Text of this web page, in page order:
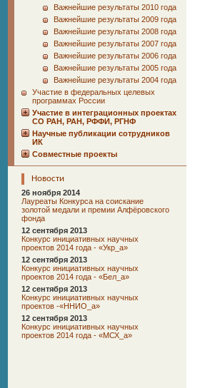
Важнейшие результаты 2010 года
Важнейшие результаты 2009 года
Важнейшие результаты 2008 года
Важнейшие результаты 2007 года
Важнейшие результаты 2006 года
Важнейшие результаты 2005 года
Важнейшие результаты 2004 года
Участие в федеральных целевых
программах России
Участие в интеграционных проектах
СО РАН, РАН, РФФИ, РГНФ
Научные публикации сотрудников
ИК
Совместные проекты
Новости
26 ноября 2014
Лауреаты Конкурса на соискание
золотой медали и премии Алфёровского
фонда
12 сентября 2013
Конкурс инициативных научных
проектов 2014 года - «Укр_а»
12 сентября 2013
Конкурс инициативных научных
проектов 2014 года - «Бел_а»
12 сентября 2013
Конкурс инициативных научных
проектов -«ННИО_а»
12 сентября 2013
Конкурс инициативных научных
проектов 2014 года - «МСХ_а»